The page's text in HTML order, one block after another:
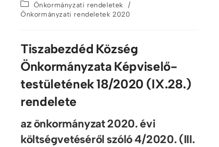
Önkormányzati rendeletek /
Önkormányzati rendeletek 2020
Tiszabezdéd Község
Önkormányzata Képviselő-
testületének 18/2020 (IX.28.)
rendelete
az önkormányzat 2020. évi
költségvetéséről szóló 4/2020. (III.